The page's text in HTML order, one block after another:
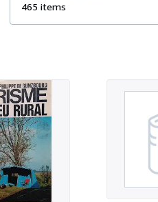
incontournables avec, en bonus,
465 items